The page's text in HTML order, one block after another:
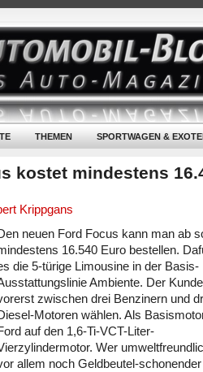
THEMEN SPORTWAGEN &
kostet mindestens
Krippgans
neuen Ford Focus kann man ab
16.540 Euro bestellen.
die 5-türige Limousine in der Basis-
Ambiente. Der
zwischen drei Benzinern und
Motoren wählen. Als
auf den 1,6-Ti-VCT-Liter-
Wer
allem noch Geldbeutel-schonender